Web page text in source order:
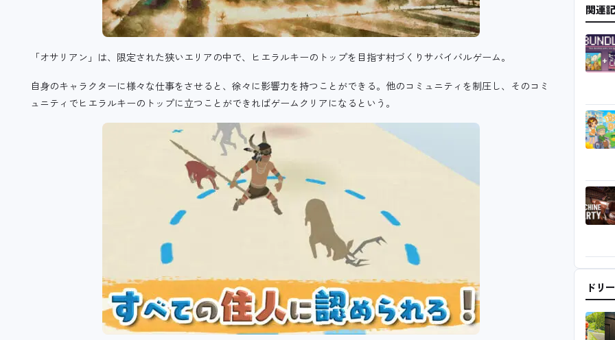
「オサリアン」は、限定された狭いエリアの中で、ヒエラルキーのトップを目指す村づくりサバイバルゲーム。
自身のキャラクターに様々な仕事をさせると、徐々に影響力を持つことができる。他のコミュニティを制圧し、そのコミ
ュニティでヒエラルキーのトップに立つことができればゲームクリアになるという。
関連
ドリ